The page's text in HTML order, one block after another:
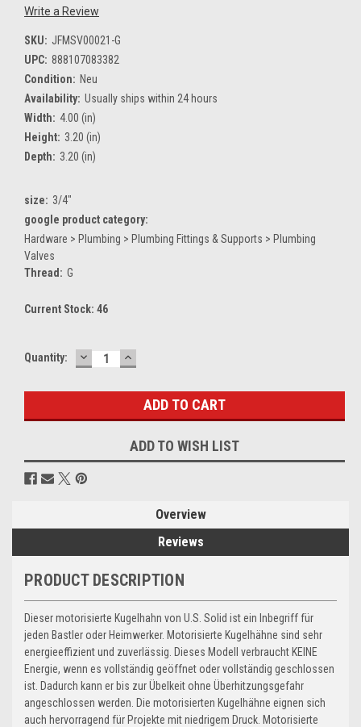
Write a Review
SKU: JFMSV00021-G
UPC: 888107083382
Condition: Neu
Availability: Usually ships within 24 hours
Width: 4.00 (in)
Height: 3.20 (in)
Depth: 3.20 (in)
size: 3/4"
google product category:
Hardware > Plumbing > Plumbing Fittings & Supports > Plumbing
Valves
Thread: G
Current Stock: 46
Quantity: DECREASE
QUANTITY:
INCREASE
QUANTITY:
ADD TO WISH LIST
Overview
Reviews
PRODUCT DESCRIPTION
Dieser motorisierte Kugelhahn von U.S. Solid ist ein Inbegriff für
jeden Bastler oder Heimwerker. Motorisierte Kugelhähne sind sehr
energieeffizient und zuverlässig. Dieses Modell verbraucht KEINE
Energie, wenn es vollständig geöffnet oder vollständig geschlossen
ist. Dadurch kann er bis zur Übelkeit ohne Überhitzungsgefahr
angeschlossen werden. Die motorisierten Kugelhähne eignen sich
auch hervorragend für Projekte mit niedrigem Druck. Motorisierte